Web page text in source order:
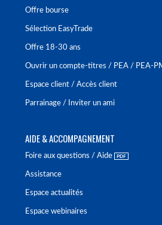
Offre bourse
Sélection EasyTrade
Offre 18-30 ans
Ouvrir un compte-titres / PEA / PEA-
Espace client / Accès client
Parrainage / Inviter un ami
AIDE & ACCOMPAGNEMENT
Foire aux questions / Aide
Assistance
Espace actualités
Espace webinaires